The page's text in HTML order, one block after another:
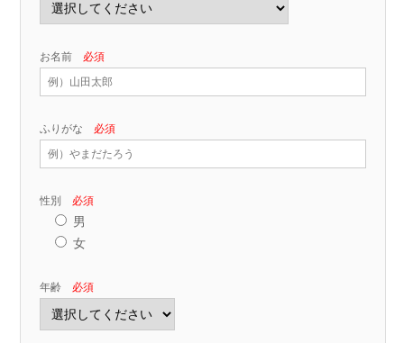
お名前 必須
ふりがな 必須
性別 必須
男
女
年齢 必須